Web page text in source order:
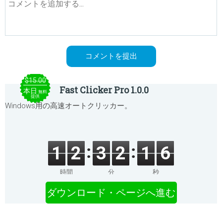
$15.00
本日 無料
提供
Fast Clicker Pro 1.0.0
Windows用の高速オートクリッカー。
1 2
時間
3 2
分
1 6
秒
ダウンロード・ページへ進む